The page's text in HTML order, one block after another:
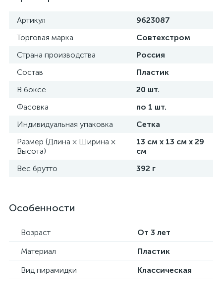
Артикул
9623087
Торговая марка
Совтехстром
Страна производства
Россия
Состав
Пластик
В боксе
20 шт.
Фасовка
по 1 шт.
Индивидуальная упаковка
Сетка
Размер (Длина × Ширина ×
Высота)
13 см х 13 см х 29
см
Вес брутто
392 г
Особенности
Возраст
От 3 лет
Материал
Пластик
Вид пирамидки
Классическая